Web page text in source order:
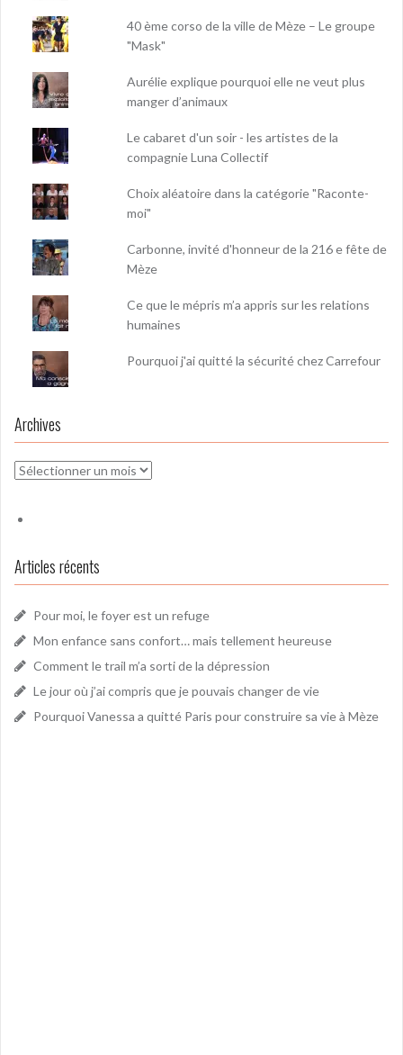
40 ème corso de la ville de Mèze – Le groupe
"Mask"
Aurélie explique pourquoi elle ne veut plus
manger d’animaux
Le cabaret d'un soir - les artistes de la
compagnie Luna Collectif
Choix aléatoire dans la catégorie "Raconte-
moi"
Carbonne, invité d'honneur de la 216 e fête de
Mèze
Ce que le mépris m’a appris sur les relations
humaines
Pourquoi j'ai quitté la sécurité chez Carrefour
Archives
Archives
Articles récents
Pour moi, le foyer est un refuge
Mon enfance sans confort… mais tellement heureuse
Comment le trail m’a sorti de la dépression
Le jour où j’ai compris que je pouvais changer de vie
Pourquoi Vanessa a quitté Paris pour construire sa vie à Mèze